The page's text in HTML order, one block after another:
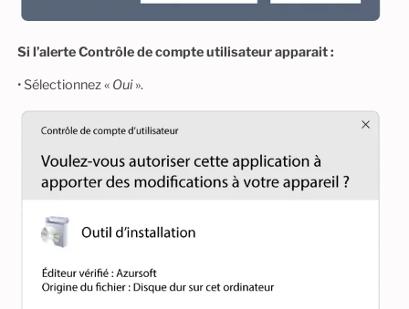
Si l’alerte Contrôle de compte utilisateur apparait :
• Sélectionnez « Oui».